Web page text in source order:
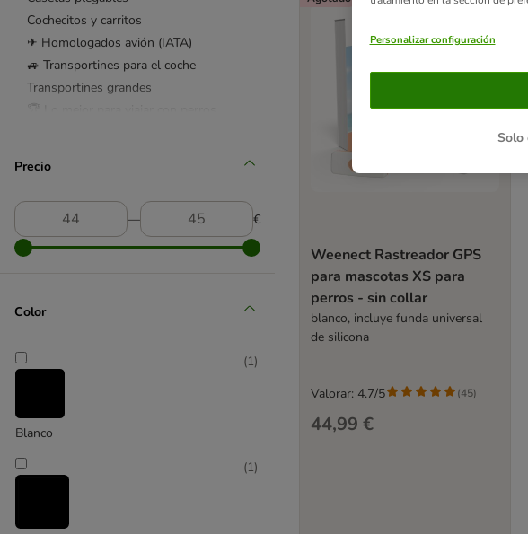
Cochecitos y carritos
✈ Homologados avión (IATA)
🚙 Transportines para el coche
Transportines grandes
Cinturones de seguridad
Arneses de seguridad
Rampas
Cámaras y GPS para perros
Precio
― €
Color
Blanco
(1)
(1)
Weenect Rastreador GPS
para mascotas XS para
perros - sin collar
blanco, incluye funda universal
de silicona
44,99 €
Valorar: 4.7/5 (45)
Personalizar configuración
Solo